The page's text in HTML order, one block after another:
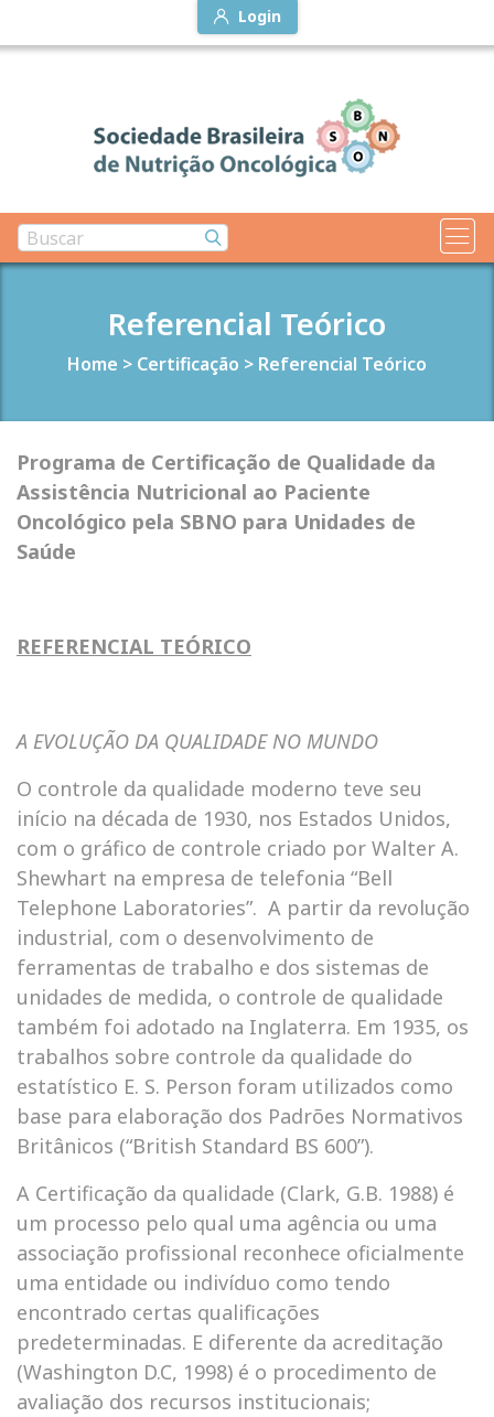
Login
Referencial Teórico
Home > Certificação > Referencial Teórico
Programa de Certificação de Qualidade da
Assistência Nutricional ao Paciente
Oncológico pela SBNO para Unidades de
Saúde
REFERENCIAL TEÓRICO
A EVOLUÇÃO DA QUALIDADE NO MUNDO
O controle da qualidade moderno teve seu
início na década de 1930, nos Estados Unidos,
com o gráfico de controle criado por Walter A.
Shewhart na empresa de telefonia “Bell
Telephone Laboratories”. A partir da revolução
industrial, com o desenvolvimento de
ferramentas de trabalho e dos sistemas de
unidades de medida, o controle de qualidade
também foi adotado na Inglaterra. Em 1935, os
trabalhos sobre controle da qualidade do
estatístico E. S. Person foram utilizados como
base para elaboração dos Padrões Normativos
Britânicos (“British Standard BS 600”).
A Certificação da qualidade (Clark, G.B. 1988) é
um processo pelo qual uma agência ou uma
associação profissional reconhece oficialmente
uma entidade ou indivíduo como tendo
encontrado certas qualificações
predeterminadas. E diferente da acreditação
(Washington D.C, 1998) é o procedimento de
avaliação dos recursos institucionais;